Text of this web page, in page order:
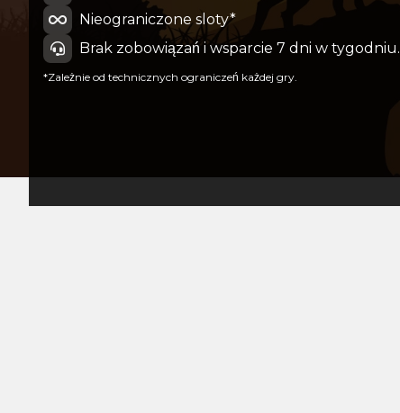
Nieograniczone sloty*
Brak zobowiązań i wsparcie 7 dni w tygodniu.
*Zależnie od technicznych ograniczeń każdej gry.